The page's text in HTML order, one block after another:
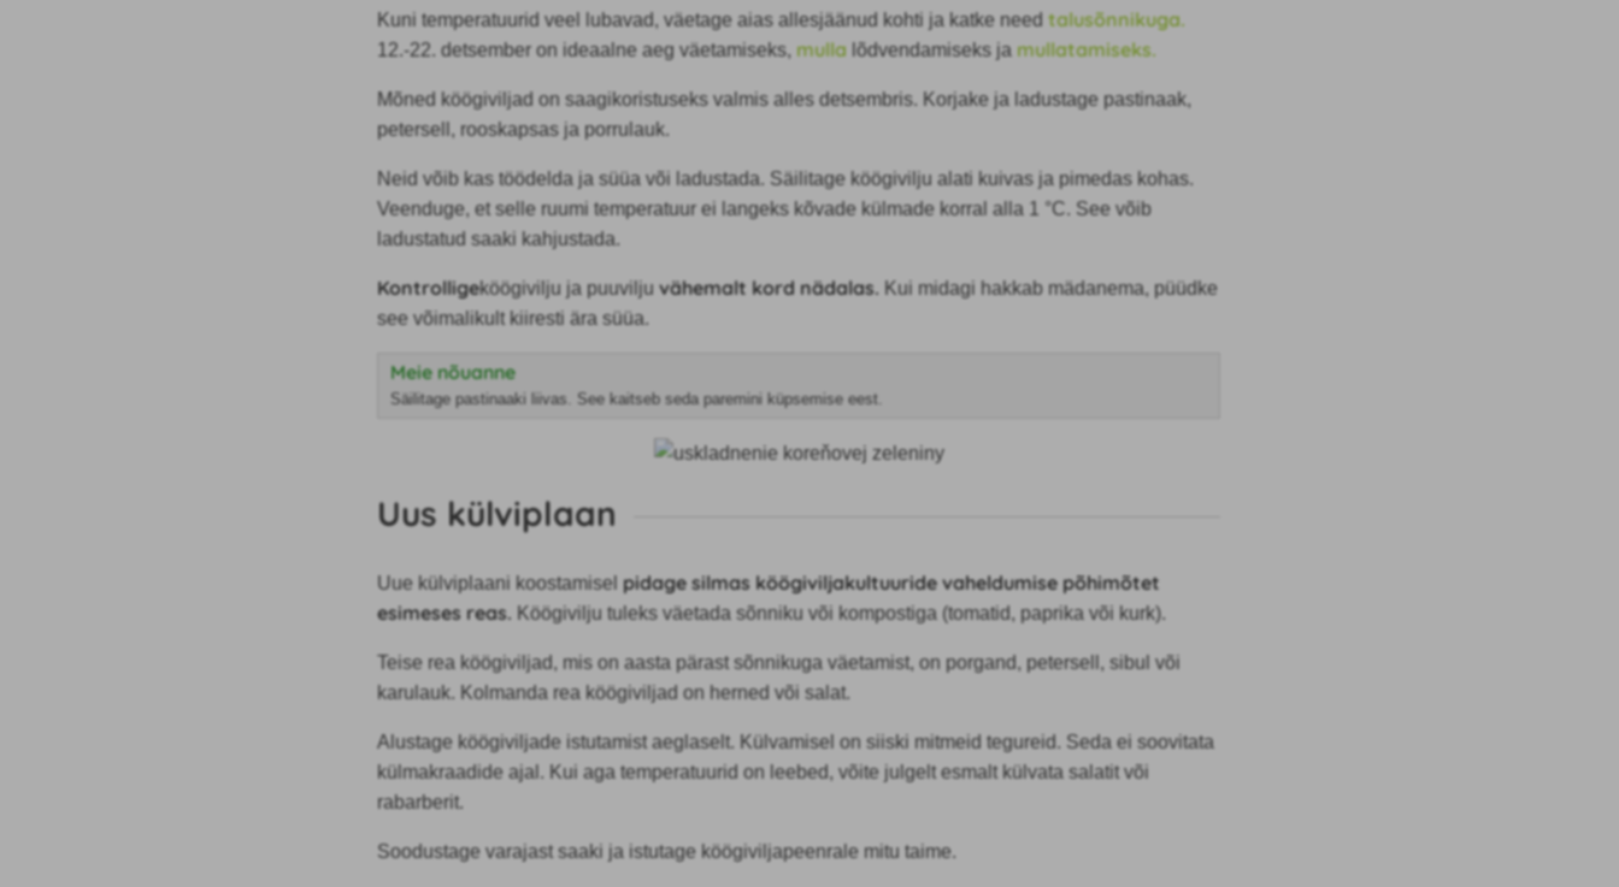
Kuni temperatuurid veel lubavad, väetage aias allesjäänud kohti ja katke needtalusõnnikuga.
12.-22. detsember on ideaalne aeg väetamiseks, mulla lõdvendamiseks ja mullatamiseks.
Mõned köögiviljad on saagikoristuseks valmis alles detsembris. Korjake ja ladustage pastinaak,
petersell, rooskapsas ja porrulauk.
Neid võib kas töödelda ja süüa või ladustada. Säilitage köögivilju alati kuivas ja pimedas kohas.
Veenduge, et selle ruumi temperatuur ei langeks kõvade külmade korral alla 1 °C. See võib
ladustatud saaki kahjustada.
Kontrolligeköögivilju ja puuvilju vähemalt kord nädalas. Kui midagi hakkab mädanema, püüdke
see võimalikult kiiresti ära süüa.
Meie nõuanne
Säilitage pastinaaki liivas. See kaitseb seda paremini küpsemise eest.
Uus külviplaan
Uue külviplaani koostamiselpidage silmas köögiviljakultuuride vaheldumise põhimõtet
esimeses reas. Köögivilju tuleks väetada sõnniku või kompostiga (tomatid, paprika või kurk).
Teise rea köögiviljad, mis on aasta pärast sõnnikuga väetamist, on porgand, petersell, sibul või
karulauk. Kolmanda rea köögiviljad on herned või salat.
Alustage köögiviljade istutamist aeglaselt. Külvamisel on siiski mitmeid tegureid. Seda ei soovitata
külmakraadide ajal. Kui aga temperatuurid on leebed, võite julgelt esmalt külvata salatit või
rabarberit.
Soodustage varajast saaki ja istutage köögiviljapeenrale mitu taime.